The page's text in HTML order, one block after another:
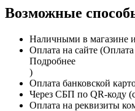
Возможные
Наличными в магазине
Оплата на сайте
Подробнее
)
Оплата банковской
Через СБП по QR-коду
Оплата на реквизиты